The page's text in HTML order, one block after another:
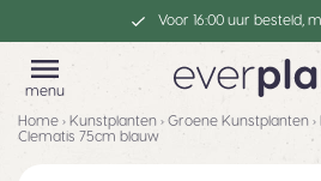
Voor 16:00 uur besteld,
menu
Home › Kunstplanten › Groene Kunstplanten ›
Clematis 75cm blauw